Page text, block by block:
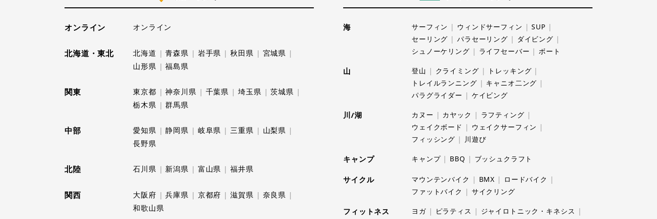
オンライン オンライン
北海道・東北 北海道 青森県 岩手県 秋田県
宮城県
山形県
福島県
関東 東京都 神奈川県 千葉県 埼玉県
茨城県
栃木県
群馬県
中部 愛知県 静岡県 岐阜県 三重県
山梨県
長野県
北陸 石川県 新潟県 富山県 福井県
関西 大阪府 兵庫県 京都府 滋賀県
奈良県
和歌山県
海 サーフィン ウィンドサーフィン
SUP
セーリング
パラセーリング
ダイビング
シュノーケリング
ライフセーバー ボート
山 登山 クライミング
トレッキング
トレイルランニング
キャニオ二ング
パラグライダー
ケイビング
川/湖 カヌー カヤック
ラフティング
ウェイクボード
ウェイクサーフィン
フィッシング
川遊び
キャンプ キャンプ BBQ ブッシュクラフト
サイクル マウンテンバイク BMX
ロードバイク
ファットバイク
サイクリング
フィットネス ヨガ ピラティス
ジャイロトニック・キネシス